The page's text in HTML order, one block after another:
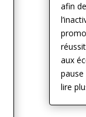
afin
aux
pause
lire